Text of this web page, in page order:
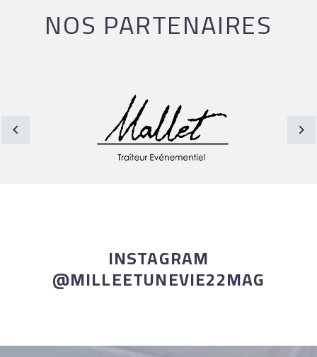
NOS PARTENAIRES
INSTAGRAM
@MILLEETUNEVIE22MAG